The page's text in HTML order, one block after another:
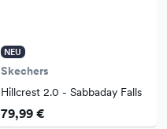
NEU
Skechers
Hillcrest 2.0 - Sabbaday Falls
79,99 €